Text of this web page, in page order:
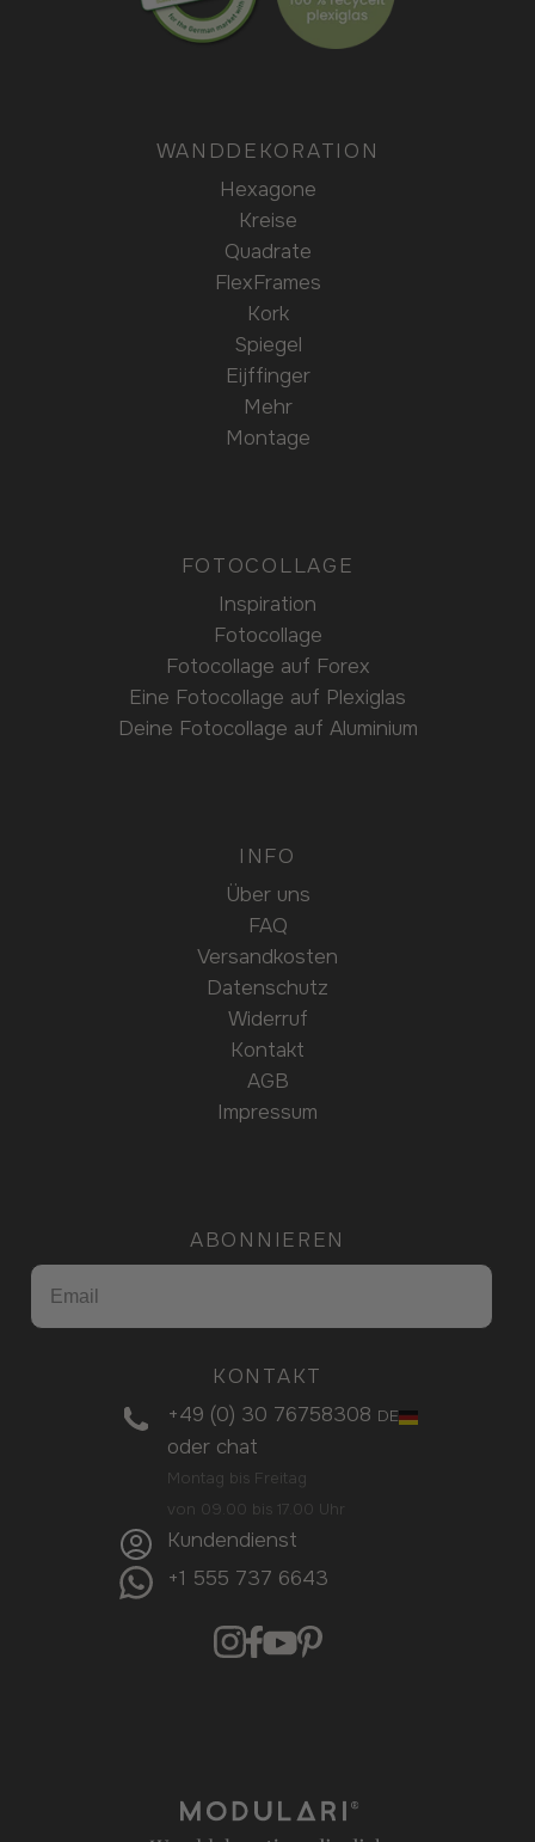
WANDDEKORATION
Hexagone
Kreise
Quadrate
FlexFrames
Kork
Spiegel
Eijffinger
Mehr
Montage
FOTOCOLLAGE
Inspiration
Fotocollage
Fotocollage auf Forex
Eine Fotocollage auf Plexiglas
Deine Fotocollage auf Aluminium
INFO
Über uns
FAQ
Versandkosten
Datenschutz
Widerruf
Kontakt
AGB
Impressum
ABONNIEREN
KONTAKT
+49 (0) 30 76758308 DE
oder chat
Montag bis Freitag
von 09.00 bis 17.00 Uhr
Kundendienst
+1 555 737 6643